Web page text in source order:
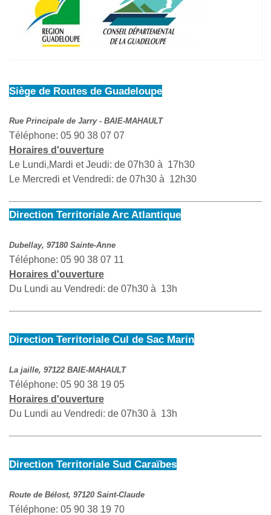
Siège de Routes de Guadeloupe
Rue Principale de Jarry - BAIE-MAHAULT
Téléphone: 05 90 38 07 07
Horaires d'ouverture
Le Lundi,Mardi et Jeudi: de 07h30 à 17h30
Le Mercredi et Vendredi: de 07h30 à 12h30
Direction Territoriale Arc Atlantique
Dubellay, 97180 Sainte-Anne
Téléphone: 05 90 38 07 11
Horaires d'ouverture
Du Lundi au Vendredi: de 07h30 à 13h
Direction Territoriale Cul de Sac Marin
La jaille, 97122 BAIE-MAHAULT
Téléphone: 05 90 38 19 05
Horaires d'ouverture
Du Lundi au Vendredi: de 07h30 à 13h
Direction Territoriale Sud Caraïbes
Route de Bélost, 97120 Saint-Claude
Téléphone: 05 90 38 19 70